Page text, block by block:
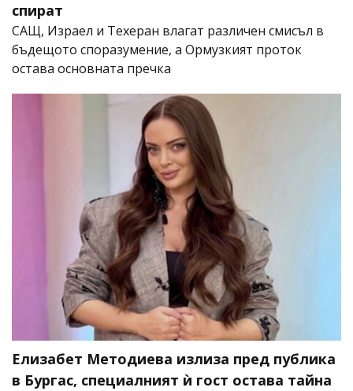
спират
САЩ, Израел и Техеран влагат различен смисъл в
бъдещото споразумение, а Ормузкият проток
остава основната пречка
Елизабет Методиева излиза пред публика
в Бургас, специалният ѝ гост остава тайна